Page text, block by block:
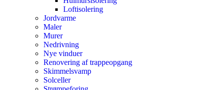
Loftisolering
Jordvarme
Maler
Murer
Nedrivning
Nye vinduer
Renovering af trappeopgang
Skimmelsvamp
Solceller